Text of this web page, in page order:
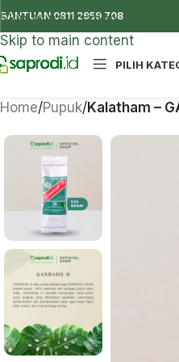
Skip to navigation
Skip to main content
BANTUAN 0811 2959 708
PILIH
Home/Pupuk/Kalatham –